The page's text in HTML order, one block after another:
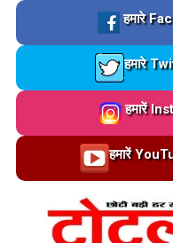
Loading…
हमारे
Loading…
हमारे
Loading…
हमारें
Loading…
हमारें